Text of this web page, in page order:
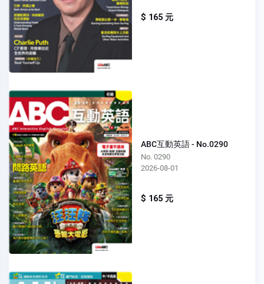
$ 165 元
ABC互動英語 - No.0290
No. 0290
2026-08-01
$ 165 元